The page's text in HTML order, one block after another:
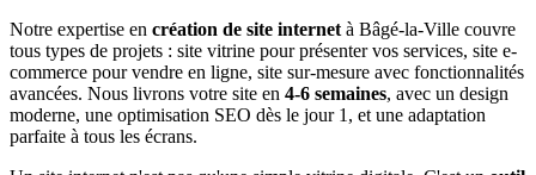
Notre expertise en création de site internet à Bâgé-la-Ville couvre
tous types de projets : site vitrine pour présenter vos services, site e-
commerce pour vendre en ligne, site sur-mesure avec fonctionnalités
avancées. Nous livrons votre site en 4-6 semaines, avec un design
moderne, une optimisation SEO dès le jour 1, et une adaptation
parfaite à tous les écrans.